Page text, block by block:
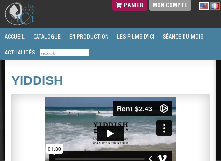
PANIER MON COMPTE
ACCUEIL CATALOGUE EN PRODUCTION LES FILMS D'ICI SÉANCE DU MOIS
ACTUALITÉS
/
CATALOGUE / LITTÉRATURE ET CINEMA / YIDDISH
YIDDISH